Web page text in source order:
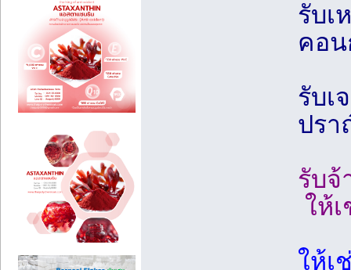
รับเ
คอ
รับเ
ปรา
รับจ้
ให้
ให้เ